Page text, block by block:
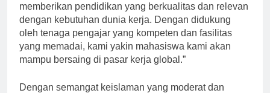
memberikan pendidikan yang berkualitas dan relevan
dengan kebutuhan dunia kerja. Dengan didukung
oleh tenaga pengajar yang kompeten dan fasilitas
yang memadai, kami yakin mahasiswa kami akan
mampu bersaing di pasar kerja global.”
Dengan semangat keislaman yang moderat dan